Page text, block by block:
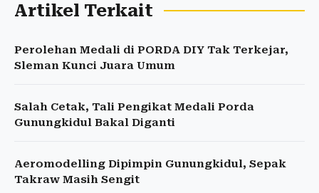
Artikel Terkait
Perolehan Medali di PORDA DIY Tak Terkejar,
Sleman Kunci Juara Umum
Salah Cetak, Tali Pengikat Medali Porda
Gunungkidul Bakal Diganti
Aeromodelling Dipimpin Gunungkidul, Sepak
Takraw Masih Sengit